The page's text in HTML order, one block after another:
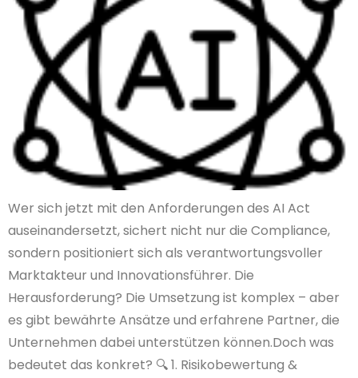
Wer sich jetzt mit den Anforderungen des AI Act
auseinandersetzt, sichert nicht nur die Compliance,
sondern positioniert sich als verantwortungsvoller
Marktakteur und Innovationsführer. Die
Herausforderung? Die Umsetzung ist komplex – aber
es gibt bewährte Ansätze und erfahrene Partner, die
Unternehmen dabei unterstützen können.Doch was
bedeutet das konkret? 🔍 1. Risikobewertung &